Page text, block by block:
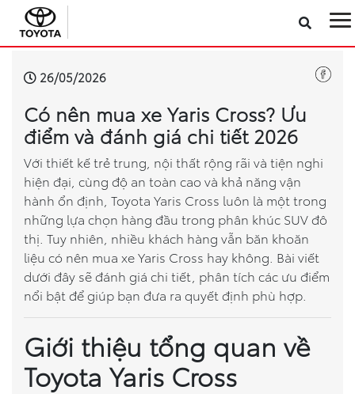
Sản phẩm
Công nghệ
Dịch vụ
Điện hóa
Về Toyota Việt Nam
Tin tức & Khuyến mãi
VR Showroom
So sánh xe
26/05/2026
Có nên mua xe Yaris Cross? Ưu
điểm và đánh giá chi tiết 2026
Với thiết kế trẻ trung, nội thất rộng rãi và tiện nghi
hiện đại, cùng độ an toàn cao và khả năng vận
hành ổn định, Toyota Yaris Cross luôn là một trong
những lựa chọn hàng đầu trong phân khúc SUV đô
thị. Tuy nhiên, nhiều khách hàng vẫn băn khoăn
liệu có nên mua xe Yaris Cross hay không. Bài viết
dưới đây sẽ đánh giá chi tiết, phân tích các ưu điểm
nổi bật để giúp bạn đưa ra quyết định phù hợp.
Giới thiệu tổng quan về
Toyota Yaris Cross